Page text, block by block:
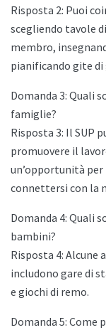
Risposta 2: Puoi
scegliendo tavole
membro,
pianificando gite di
Domanda 3: Quali
famiglie?
Risposta 3: Il SUP
promuovere il
un’opportunità
connettersi con la
Domanda 4: Quali
bambini?
Risposta 4: Alcune
includono gare di
e giochi di remo.
Domanda 5: Come